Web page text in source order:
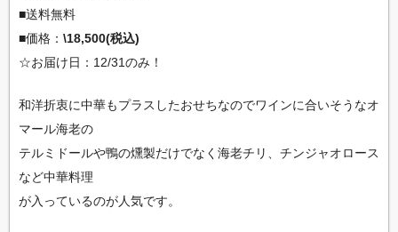
■送料無料
■価格： \18,500(税込)
☆お届け日：12/31のみ！
和洋折衷に中華もプラスしたおせちなのでワインに合いそうなオ
マール海老の
テルミドールや鴨の燻製だけでなく海老チリ、チンジャオロース
など中華料理
が入っているのが人気です。